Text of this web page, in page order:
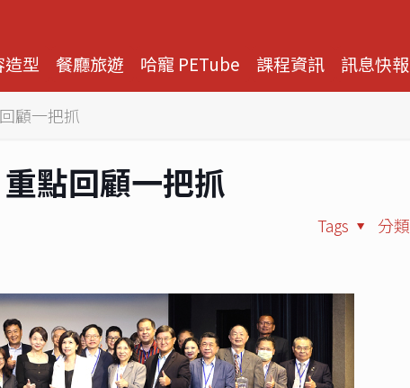
型 餐廳旅遊 哈寵 PETube 課程資訊 訊息快報
顧一把抓
點回顧一把抓
分類
Tags